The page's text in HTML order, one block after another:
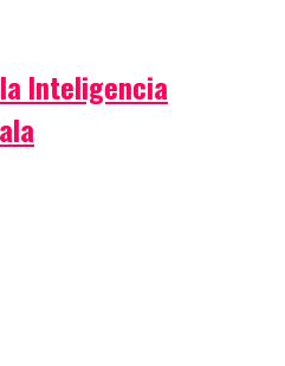
Inteligencia